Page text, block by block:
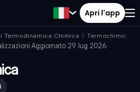
Apri l'app
Termodinamica Chimica
Termochimica
·Aggiornato 29 lug 2026·